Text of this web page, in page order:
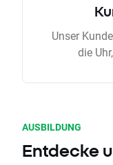
Unser
die
AUSBILDUNG
Entdecke